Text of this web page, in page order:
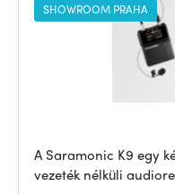
SHOWROOM PRAHA
A Saramonic K9 egy
vezeték nélküli